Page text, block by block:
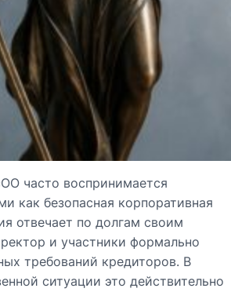
часто воспринимается
как безопасная корпоративная
отвечает по долгам своим
и участники формально
требований кредиторов. В
ситуации это действительно